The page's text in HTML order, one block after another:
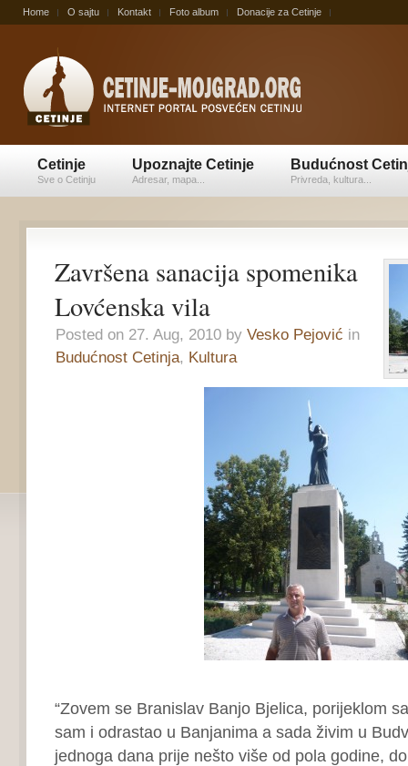
Home O sajtu Kontakt Foto album Donacije za Cetinje
Cetinje
Sve o Cetinju
Upoznajte Cetinje
Adresar, mapa...
Budućnost
Privreda, kultura...
Završena sanacija spomenika
Lovćenska vila
Posted on 27. Aug, 2010 by Vesko Pejović in
Budućnost Cetinja, Kultura
“Zovem se Branislav Banjo Bjelica, porijeklom
sam i odrastao u Banjanima a sada živim u
jednoga dana prije nešto više od pola godine,